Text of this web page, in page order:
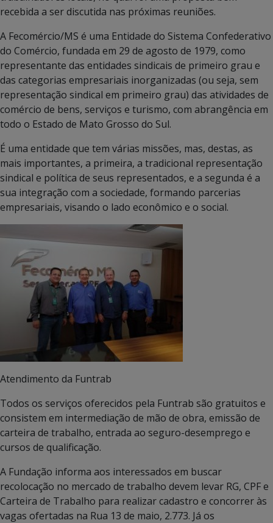
recebida a ser discutida nas próximas reuniões.
A Fecomércio/MS é uma Entidade do Sistema Confederativo
do Comércio, fundada em 29 de agosto de 1979, como
representante das entidades sindicais de primeiro grau e
das categorias empresariais inorganizadas (ou seja, sem
representação sindical em primeiro grau) das atividades de
comércio de bens, serviços e turismo, com abrangência em
todo o Estado de Mato Grosso do Sul.
É uma entidade que tem várias missões, mas, destas, as
mais importantes, a primeira, a tradicional representação
sindical e política de seus representados, e a segunda é a
sua integração com a sociedade, formando parcerias
empresariais, visando o lado econômico e o social.
Atendimento da Funtrab
Todos os serviços oferecidos pela Funtrab são gratuitos e
consistem em intermediação de mão de obra, emissão de
carteira de trabalho, entrada ao seguro-desemprego e
cursos de qualificação.
A Fundação informa aos interessados em buscar
recolocação no mercado de trabalho devem levar RG, CPF e
Carteira de Trabalho para realizar cadastro e concorrer às
vagas ofertadas na Rua 13 de maio, 2.773. Já os